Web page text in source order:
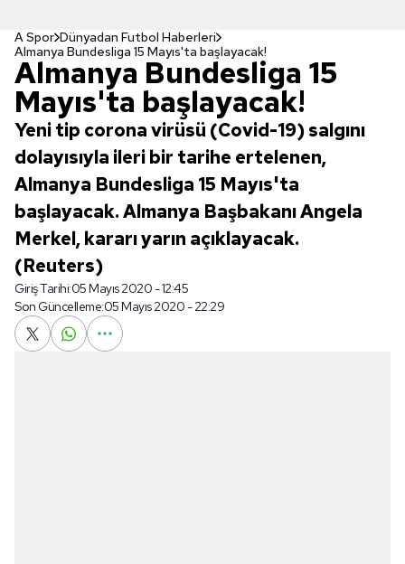
A Spor Dünyadan Futbol Haberleri
Almanya Bundesliga 15 Mayıs'ta başlayacak!
Almanya Bundesliga 15
Mayıs'ta başlayacak!
Yeni tip corona virüsü (Covid-19) salgını
dolayısıyla ileri bir tarihe ertelenen,
Almanya Bundesliga 15 Mayıs'ta
başlayacak. Almanya Başbakanı Angela
Merkel, kararı yarın açıklayacak.
(Reuters)
Giriş Tarihi:05 Mayıs 2020 - 12:45
Son Güncelleme:05 Mayıs 2020 - 22:29